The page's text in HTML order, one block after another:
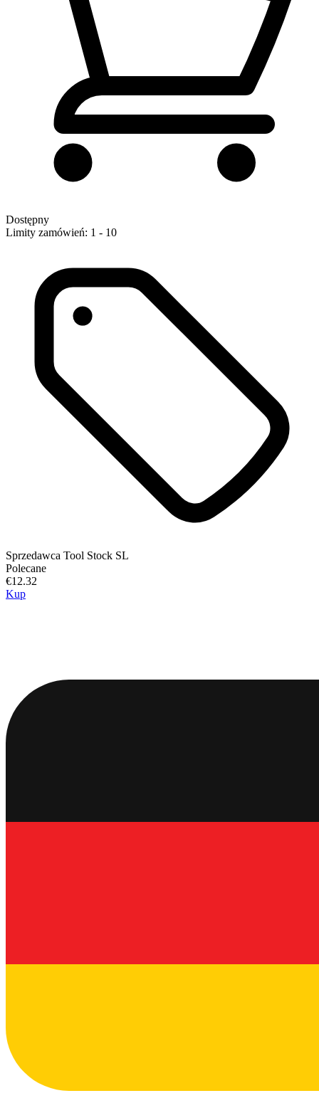
Dostępny
Limity zamówień: 1 - 10
Sprzedawca Tool Stock SL
Polecane
€12.32
Kup